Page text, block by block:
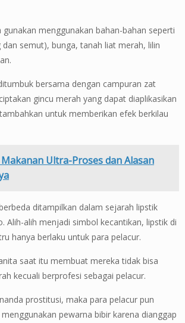
gunakan menggunakan bahan-bahan seperti
dan semut), bunga, tanah liat merah, lilin
bersama dengan campuran zat
gincu merah yang dapat diaplikasikan
untuk memberikan efek berkilau
Ultra-Proses dan Alasan
ditampilkan dalam sejarah lipstik
Alih-alih menjadi simbol kecantikan, lipstik di
hanya berlaku untuk para pelacur.
saat itu membuat mereka tidak bisa
kecuali berprofesi sebagai pelacur.
prostitusi, maka para pelacur pun
pewarna bibir karena dianggap